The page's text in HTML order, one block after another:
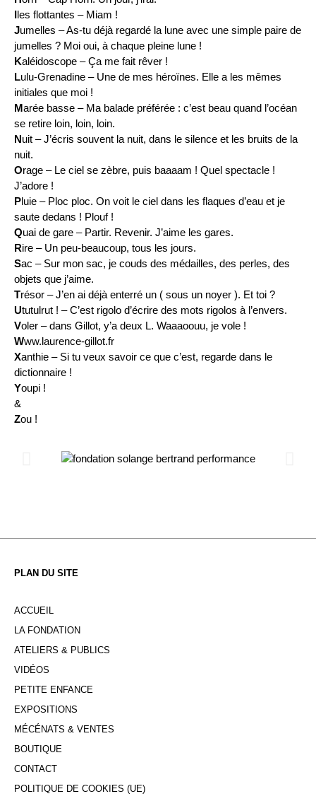
Iles flottantes – Miam !
Jumelles – As-tu déjà regardé la lune avec une simple paire de
jumelles ? Moi oui, à chaque pleine lune !
Kaléidoscope – Ça me fait rêver !
Lulu-Grenadine – Une de mes héroïnes. Elle a les mêmes
initiales que moi !
Marée basse – Ma balade préférée : c’est beau quand l’océan
se retire loin, loin, loin.
Nuit – J’écris souvent la nuit, dans le silence et les bruits de la
nuit.
Orage – Le ciel se zèbre, puis baaaam ! Quel spectacle !
J’adore !
Pluie – Ploc ploc. On voit le ciel dans les flaques d’eau et je
saute dedans ! Plouf !
Quai de gare – Partir. Revenir. J’aime les gares.
Rire – Un peu-beaucoup, tous les jours.
Sac – Sur mon sac, je couds des médailles, des perles, des
objets que j’aime.
Trésor – J’en ai déjà enterré un ( sous un noyer ). Et toi ?
Ututulrut ! – C’est rigolo d’écrire des mots rigolos à l’envers.
Voler – dans Gillot, y’a deux L. Waaaoouu, je vole !
Www.laurence-gillot.fr
Xanthie – Si tu veux savoir ce que c’est, regarde dans le
dictionnaire !
Youpi !
&
Zou !
PLAN DU SITE
ACCUEIL
LA FONDATION
ATELIERS & PUBLICS
VIDÉOS
PETITE ENFANCE
EXPOSITIONS
MÉCÉNATS & VENTES
BOUTIQUE
CONTACT
POLITIQUE DE COOKIES (UE)